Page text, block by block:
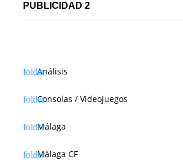
PUBLICIDAD 2
Análisis
Consolas / Videojuegos
Málaga
Málaga CF